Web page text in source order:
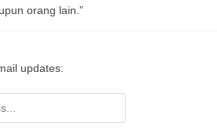
orang lain.”
updates: